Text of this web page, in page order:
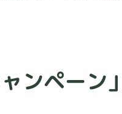
ンペーン